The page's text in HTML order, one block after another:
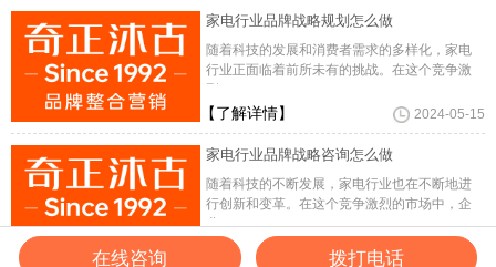
家电行业品牌战略规划怎么做
随着科技的发展和消费者需求的多样化，家电
行业正面临着前所未有的挑战。在这个竞争激
烈
【了解详情】 2024-05-15
家电行业品牌战略咨询怎么做
随着科技的不断发展，家电行业也在不断地进
行创新和变革。在这个竞争激烈的市场中，企
业
【了解详情】 2024-05-15
在线咨询 拨打电话